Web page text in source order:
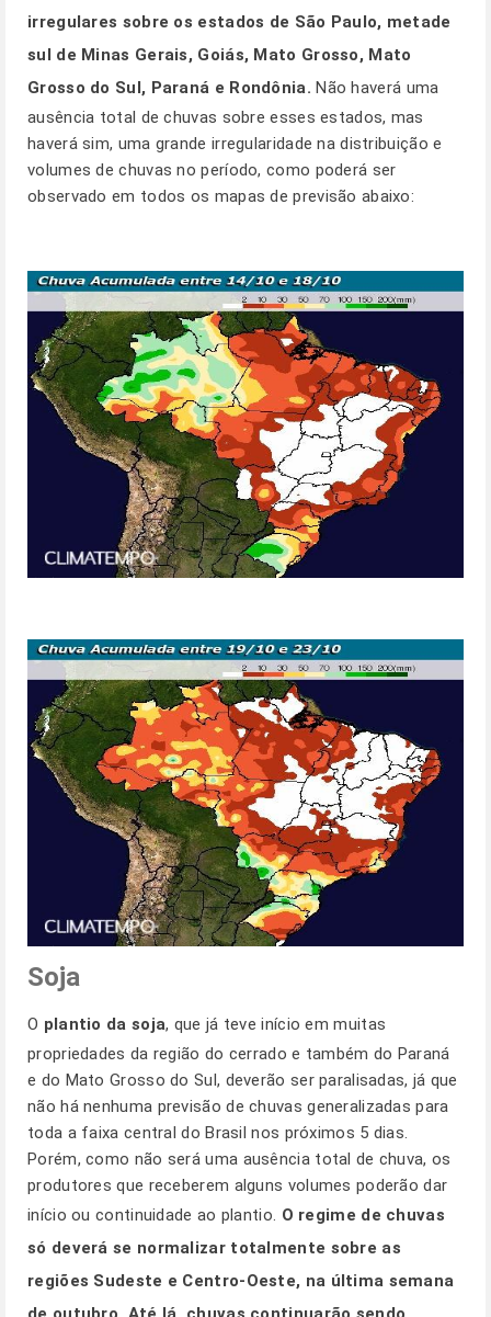
irregulares sobre os estados de São Paulo, metade
sul de Minas Gerais, Goiás, Mato Grosso, Mato
Grosso do Sul, Paraná e Rondônia. Não haverá uma
ausência total de chuvas sobre esses estados, mas
haverá sim, uma grande irregularidade na distribuição e
volumes de chuvas no período, como poderá ser
observado em todos os mapas de previsão abaixo:
Soja
O plantio da soja, que já teve início em muitas
propriedades da região do cerrado e também do Paraná
e do Mato Grosso do Sul, deverão ser paralisadas, já que
não há nenhuma previsão de chuvas generalizadas para
toda a faixa central do Brasil nos próximos 5 dias.
Porém, como não será uma ausência total de chuva, os
produtores que receberem alguns volumes poderão dar
início ou continuidade ao plantio. O regime de chuvas
só deverá se normalizar totalmente sobre as
regiões Sudeste e Centro-Oeste, na última semana